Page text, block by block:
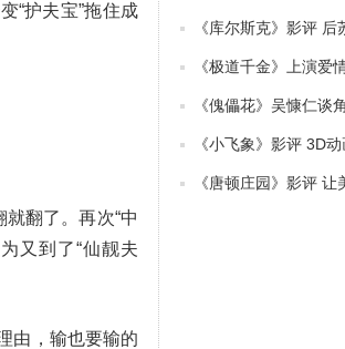
“护夫宝”拖住成
翻了。再次“中
又到了“仙靓夫
由，输也要输的
《库尔斯克》影评
《极道千金》上演爱
《傀儡花》吴慷仁谈
《小飞象》影评 3D
《唐顿庄园》影评 让